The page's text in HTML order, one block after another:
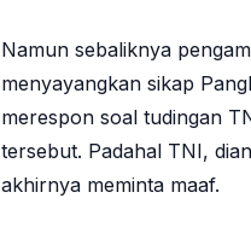
Namun sebaliknya
menyayangkan sikap
merespon soal tudingan
tersebut. Padahal TNI,
akhirnya meminta maaf.